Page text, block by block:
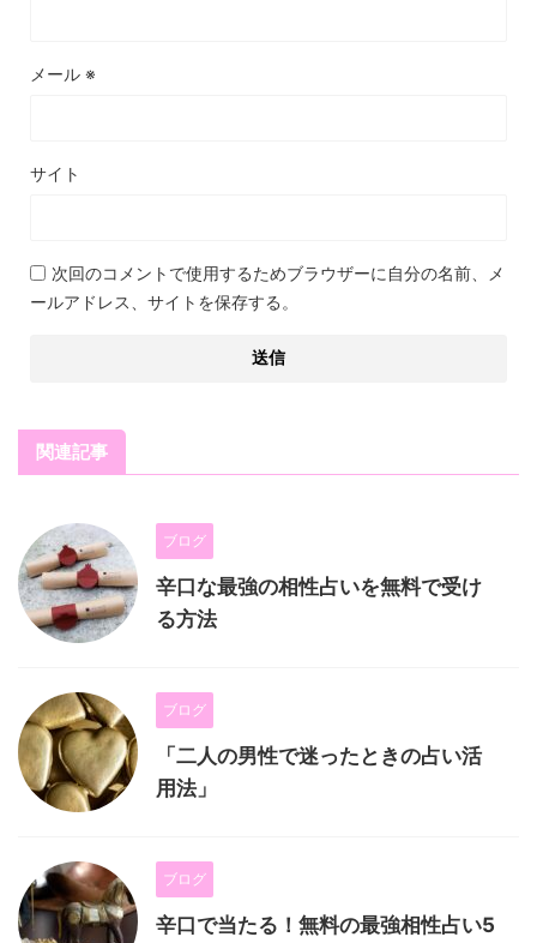
メール ※
サイト
次回のコメントで使用するためブラウザーに自分の名前、メ
ールアドレス、サイトを保存する。
関連記事
ブログ
辛口な最強の相性占いを無料で受け
る方法
ブログ
「二人の男性で迷ったときの占い活
用法」
ブログ
辛口で当たる！無料の最強相性占い5